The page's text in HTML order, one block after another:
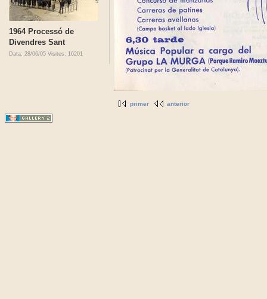
1964 Processó de
Divendres Sant
Data: 28/06/05 Visites: 16201
primer anterior